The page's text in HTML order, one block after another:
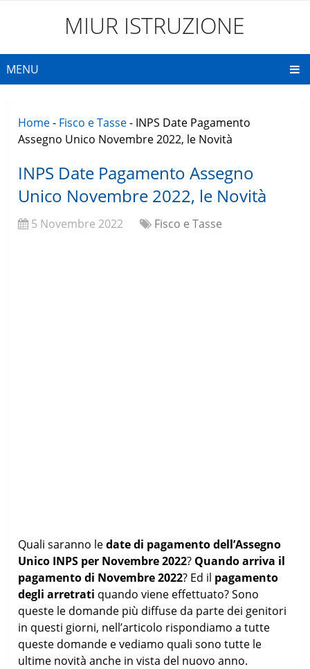
MIUR ISTRUZIONE
MENU
Home- Fisco e Tasse- INPS Date Pagamento
Assegno Unico Novembre 2022, le Novità
INPS Date Pagamento Assegno
Unico Novembre 2022, le Novità
5 Novembre 2022 Fisco e Tasse
Quali saranno ledate di pagamento dell’Assegno
Unico INPS per Novembre 2022? Quando arriva il
pagamento di Novembre 2022? Ed il pagamento
degli arretrati quando viene effettuato? Sono
queste le domande più diffuse da parte dei genitori
in questi giorni, nell’articolo rispondiamo a tutte
queste domande e vediamo quali sono tutte le
ultime novità anche in vista del nuovo anno.